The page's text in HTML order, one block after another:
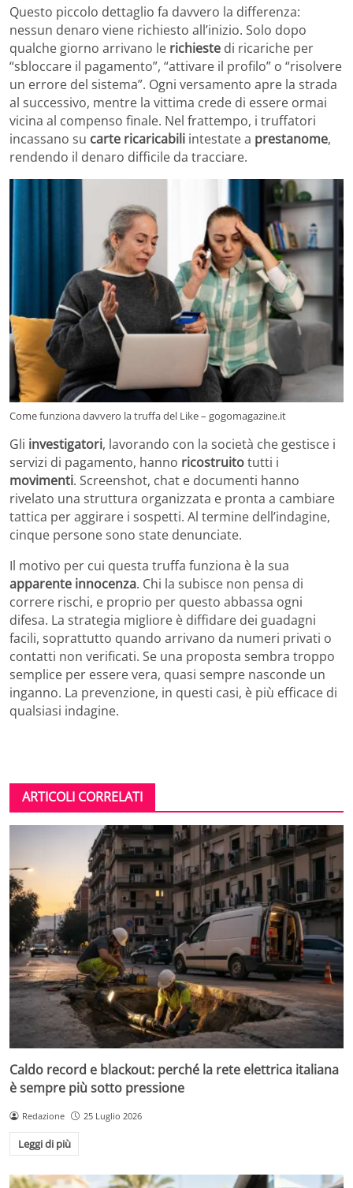
Questo piccolo dettaglio fa davvero la differenza:
nessun denaro viene richiesto all’inizio. Solo dopo
qualche giorno arrivano le richieste di ricariche per
“sbloccare il pagamento”, “attivare il profilo” o “risolvere
un errore del sistema”. Ogni versamento apre la strada
al successivo, mentre la vittima crede di essere ormai
vicina al compenso finale. Nel frattempo, i truffatori
incassano su carte ricaricabili intestate a prestanome,
rendendo il denaro difficile da tracciare.
Come funziona davvero la truffa del Like – gogomagazine.it
Gli investigatori, lavorando con la società che gestisce i
servizi di pagamento, hanno ricostruitotutti i
movimenti. Screenshot, chat e documenti hanno
rivelato una struttura organizzata e pronta a cambiare
tattica per aggirare i sospetti. Al termine dell’indagine,
cinque persone sono state denunciate.
Il motivo per cui questa truffa funziona è la sua
apparente innocenza. Chi la subisce non pensa di
correre rischi, e proprio per questo abbassa ogni
difesa. La strategia migliore è diffidare dei guadagni
facili, soprattutto quando arrivano da numeri privati o
contatti non verificati. Se una proposta sembra troppo
semplice per essere vera, quasi sempre nasconde un
inganno. La prevenzione, in questi casi, è più efficace di
qualsiasi indagine.
ARTICOLI CORRELATI
Caldo record e blackout: perché la rete elettrica italiana
è sempre più sotto pressione
Redazione 25 Luglio 2026
Leggi di più